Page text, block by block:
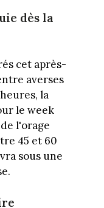
dès la
cet après-
averses
la
le week
l'orage
45 et 60
sous une